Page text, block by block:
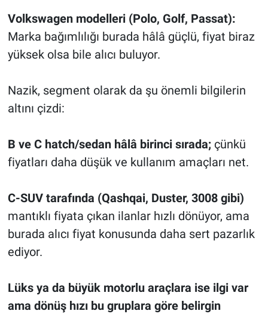
Volkswagen modelleri (Polo, Golf, Passat):
Marka bağımlılığı burada hâlâ güçlü, fiyat biraz
yüksek olsa bile alıcı buluyor.
Nazik, segment olarak da şu önemli bilgilerin
altını çizdi:
B ve C hatch/sedan hâlâ birinci sırada;çünkü
fiyatları daha düşük ve kullanım amaçları net.
C-SUV tarafında (Qashqai, Duster, 3008 gibi)
mantıklı fiyata çıkan ilanlar hızlı dönüyor, ama
burada alıcı fiyat konusunda daha sert pazarlık
ediyor.
Lüks ya da büyük motorlu araçlara ise ilgi var
ama dönüş hızı bu gruplara göre belirgin